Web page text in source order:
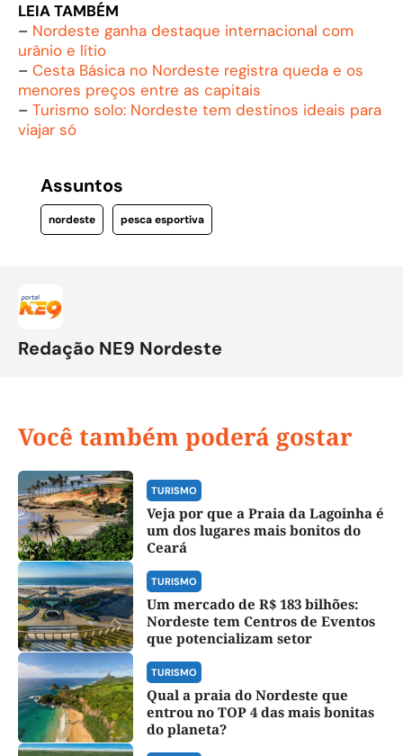
LEIA TAMBÉM
– Nordeste ganha destaque internacional com
urânio e lítio
– Cesta Básica no Nordeste registra queda e os
menores preços entre as capitais
– Turismo solo: Nordeste tem destinos ideais para
viajar só
Assuntos
nordeste pesca esportiva
Redação NE9 Nordeste
Você também poderá gostar
TURISMO
Veja por que a Praia da Lagoinha é
um dos lugares mais bonitos do
Ceará
TURISMO
Um mercado de R$ 183 bilhões:
Nordeste tem Centros de Eventos
que potencializam setor
TURISMO
Qual a praia do Nordeste que
entrou no TOP 4 das mais bonitas
do planeta?